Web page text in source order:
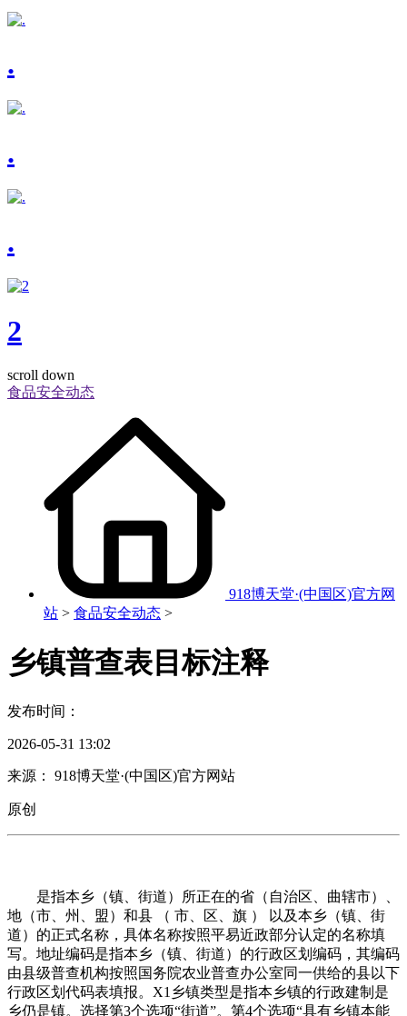
.
.
.
2
scroll down
食品安全动态
918博天堂·(中国区)官方网
站 > 食品安全动态 >
乡镇普查表目标注释
发布时间：
2026-05-31 13:02
来源： 918博天堂·(中国区)官方网站
原创
是指本乡（镇、街道）所正在的省（自治区、曲辖市）、
地（市、州、盟）和县 （ 市、区、旗 ） 以及本乡（镇、街
道）的正式名称，具体名称按照平易近政部分认定的名称填
写。地址编码是指本乡（镇、街道）的行政区划编码，其编码
由县级普查机构按照国务院农业普查办公室同一供给的县以下
行政区划代码表填报。X1乡镇类型是指本乡镇的行政建制是
乡仍是镇。选择第3个选项“街道”。第4个选项“具有乡镇本能